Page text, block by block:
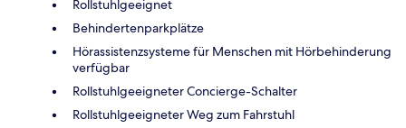
Rollstuhlgeeignet
Behindertenparkplätze
Hörassistenzsysteme für Menschen mit Hörbehinderung
verfügbar
Rollstuhlgeeigneter Concierge-Schalter
Rollstuhlgeeigneter Weg zum Fahrstuhl